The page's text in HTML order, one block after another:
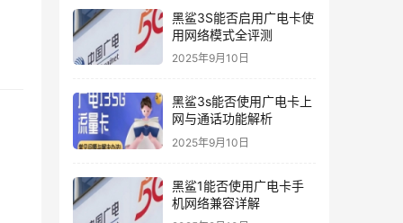
黑鲨3S能否启用广电卡使
用网络模式全评测
2025年9月10日
黑鲨3s能否使用广电卡上
网与通话功能解析
2025年9月10日
黑鲨1能否使用广电卡手
机网络兼容详解